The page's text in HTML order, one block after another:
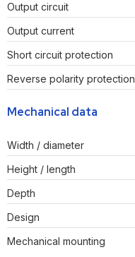
Output circuit
Output current
Short circuit protection
Reverse polarity protection
Mechanical data
Width / diameter
Height / length
Depth
Design
Mechanical mounting